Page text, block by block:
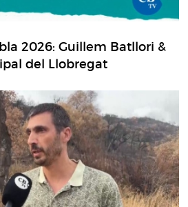
2026: Guillem Batllori &
del Llobregat